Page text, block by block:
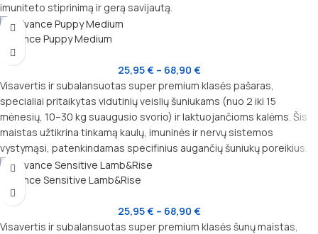
imuniteto stiprinimą ir gerą savijautą.
Advance Puppy Medium
25,95€ – 68,90 €
Visavertis ir subalansuotas super premium klasės pašaras,
specialiai pritaikytas vidutinių veislių šuniukams (nuo 2 iki 15
mėnesių, 10–30 kg suaugusio svorio) ir laktuojančioms kalėms. Šis
maistas užtikrina tinkamą kaulų, imuninės ir nervų sistemos
vystymąsi, patenkindamas specifinius augančių šuniukų poreikius.
Advance Sensitive Lamb&Rise
25,95€ – 68,90 €
Visavertis ir subalansuotas super premium klasės šunų maistas,